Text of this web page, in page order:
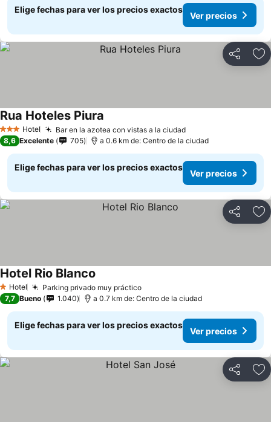
Elige fechas para ver los precios exactos
Ver precios
Compartir
3 Estrellas
Hotel Bar en la azotea con vistas a la ciudad
Rua Hoteles Piura
8,6 Excelente 705 a 0.6 km de: Centro de la ciudad
Elige fechas para ver los precios exactos
Ver precios
Compartir
1 Estrellas
Hotel Parking privado muy práctico
Hotel Rio Blanco
7,7 Bueno 1.040 a 0.7 km de: Centro de la ciudad
Elige fechas para ver los precios exactos
Ver precios
Compartir